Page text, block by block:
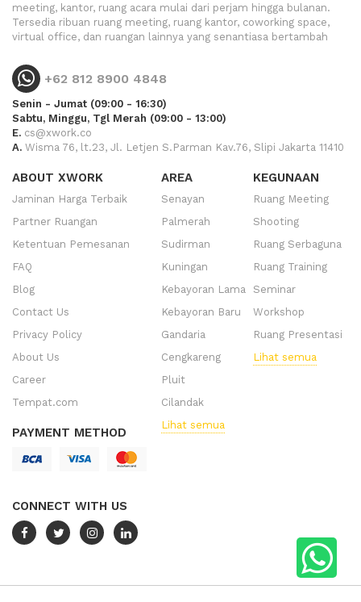
meeting, kantor, ruang acara mulai dari perjam hingga bulanan.
Tersedia ribuan ruang meeting, ruang kantor, coworking space,
virtual office, dan ruangan lainnya yang senantiasa bertambah
+62 812 8900 4848
Senin - Jumat (09:00 - 16:30)
Sabtu, Minggu, Tgl Merah (09:00 - 13:00)
E. cs@xwork.co
A. Wisma 76, lt.23, Jl. Letjen S.Parman Kav.76, Slipi Jakarta 11410
ABOUT XWORK
Jaminan Harga Terbaik
Partner Ruangan
Ketentuan Pemesanan
FAQ
Blog
Contact Us
Privacy Policy
About Us
Career
Tempat.com
PAYMENT METHOD
CONNECT WITH US
AREA
Senayan
Palmerah
Sudirman
Kuningan
Kebayoran Lama
Kebayoran Baru
Gandaria
Cengkareng
Pluit
Cilandak
Lihat semua
KEGUNAAN
Ruang Meeting
Shooting
Ruang Serbaguna
Ruang Training
Seminar
Workshop
Ruang Presentasi
Lihat semua